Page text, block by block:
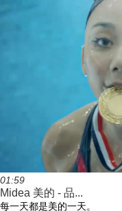
01:59
Midea 美的 - 品...
每一天都是美的一天。